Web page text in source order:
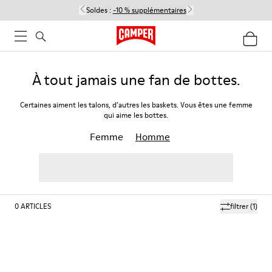
Soldes : -10 % supplémentaires
À tout jamais une fan de bottes.
Certaines aiment les talons, d’autres les baskets. Vous êtes une femme
qui aime les bottes.
Femme Homme
filtrer(1)
0ARTICLES